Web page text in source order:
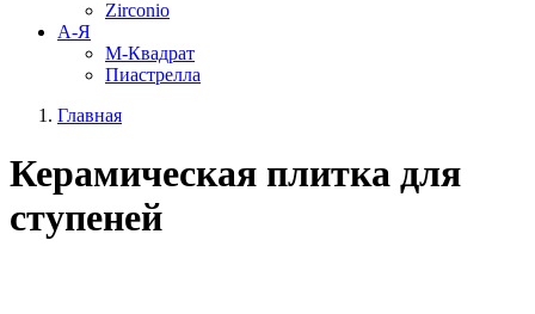
Zirconio
А-Я
М-Квадрат
Пиастрелла
Главная
Керамическая плитка для
ступеней